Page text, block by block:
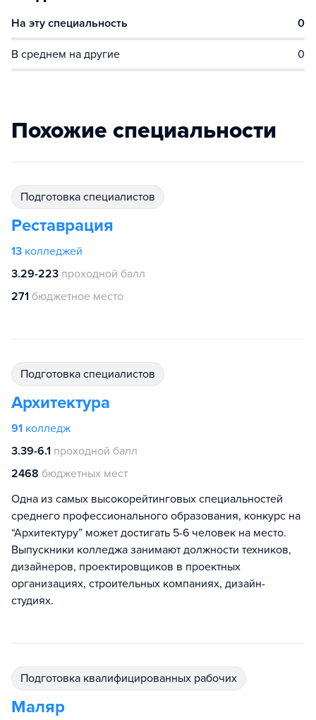
На эту специальность 0
В среднем на другие 0
Похожие специальности
подготовка специалистов
Реставрация
13 колледжей
3.29-223 проходной балл
271 бюджетное место
подготовка специалистов
Архитектура
91 колледж
3.39-6.1 проходной балл
2468 бюджетных мест
Одна из самых высокорейтинговых специальностей
среднего профессионального образования, конкурс на
“Архитектуру” может достигать 5-6 человек на место.
Выпускники колледжа занимают должности техников,
дизайнеров, проектировщиков в проектных
организациях, строительных компаниях, дизайн-
студиях.
подготовка квалифицированных рабочих
Маляр